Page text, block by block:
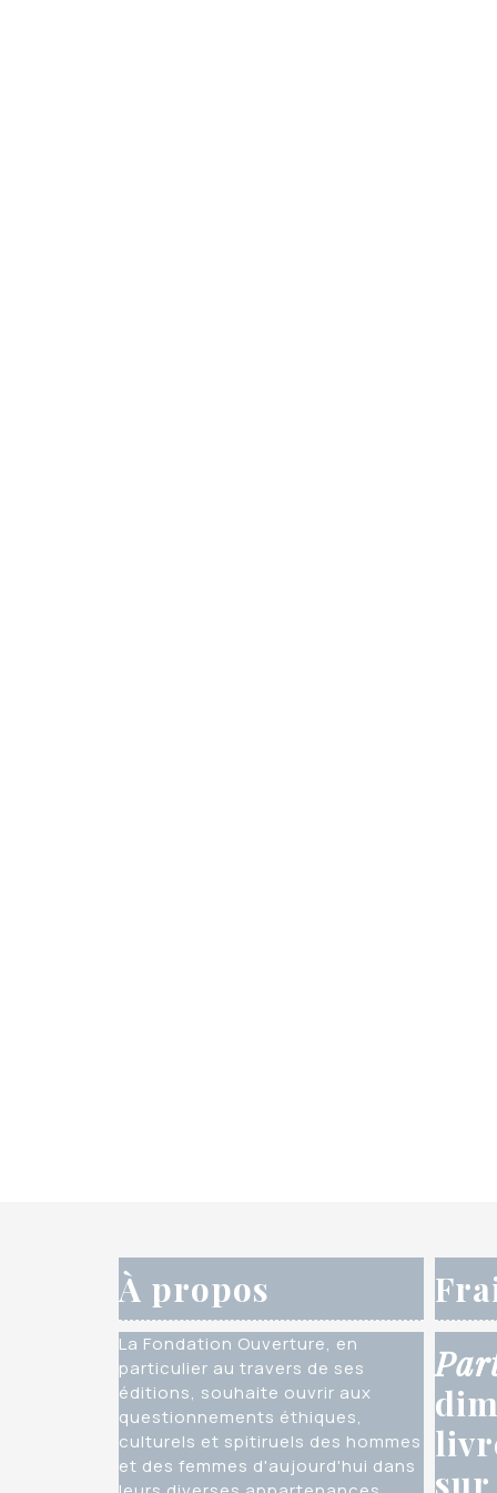
À propos
La Fondation Ouverture, en
particulier au travers de ses
éditions, souhaite ouvrir aux
questionnements éthiques,
culturels et spitiruels des hommes
et des femmes d'aujourd'hui dans
sur